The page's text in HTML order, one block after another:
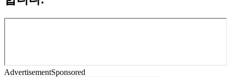
AdvertisementSponsored